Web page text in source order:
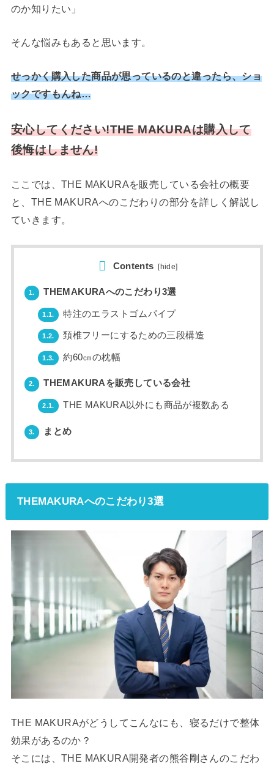
のか知りたい」
そんな悩みもあると思います。
せっかく購入した商品が思っているのと違ったら、ショ
ックですもんね…
安心してください!THE MAKURAは購入して
後悔はしません!
ここでは、THE MAKURAを販売している会社の概要
と、THE MAKURAへのこだわりの部分を詳しく解説し
ていきます。
Contents [hide]
1. THEMAKURAへのこだわり3選
1.1. 特注のエラストゴムパイプ
1.2. 頚椎フリーにするための三段構造
1.3. 約60㎝の枕幅
2. THEMAKURAを販売している会社
2.1. THE MAKURA以外にも商品が複数ある
3. まとめ
THEMAKURAへのこだわり3選
THE MAKURAがどうしてこんなにも、寝るだけで整体
効果があるのか？
そこには、THE MAKURA開発者の熊谷剛さんのこだわ